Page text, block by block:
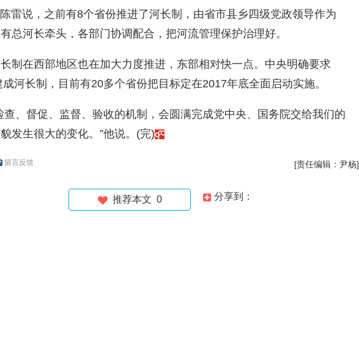
陈雷说，之前有8个省份推进了河长制，由省市县乡四级党政领导作为
总河长牵头，各部门协调配合，把河流管理保护治理好。
制在西部地区也在加大力度推进，东部相对快一点。中央明确要求
河长制，目前有20多个省份把目标定在2017年底全面启动实施。
查、督促、监督、验收的机制，会圆满完成党中央、国务院交给我们的
发生很大的变化。”他说。(完)
留言反馈 [责任编辑：尹杨]
分享到：
推荐本文 0